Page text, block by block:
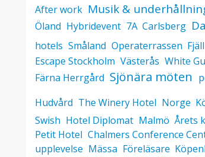
After work Musik &
Öland Hybridevent 7A Carlsberg
hotels Småland Operaterrassen Fjäll
Escape Stockholm Västerås White
Färna Herrgård Sjönära möten
Hudvård The Winery Hotel Norge
Swish Hotel Diplomat Malmö Årets
Petit Hotel Chalmers Conference
upplevelse Mässa Föreläsare